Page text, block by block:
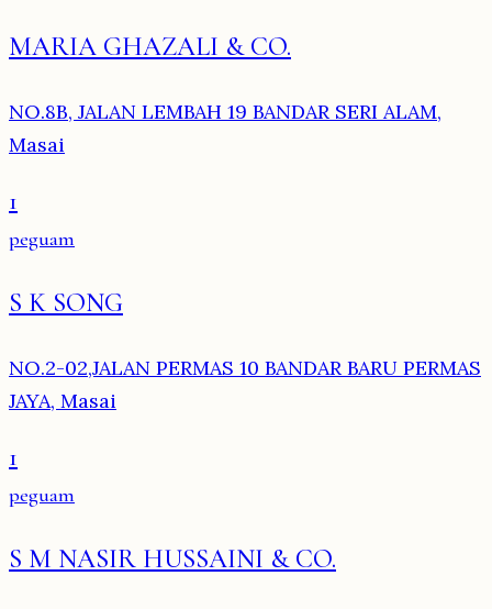
MARIA GHAZALI & CO.
NO.8B, JALAN LEMBAH 19 BANDAR SERI ALAM,
Masai
1
peguam
S K SONG
NO.2-02,JALAN PERMAS 10 BANDAR BARU PERMAS
JAYA, Masai
1
peguam
S M NASIR HUSSAINI & CO.